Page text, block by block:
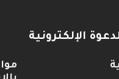
الإلكترونية